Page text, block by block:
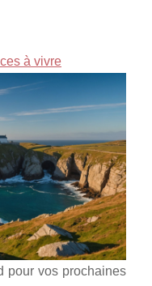
à vivre
pour vos prochaines